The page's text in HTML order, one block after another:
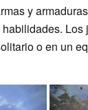
y
Los
o en un